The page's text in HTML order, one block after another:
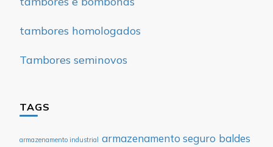
tambores homologados
Tambores seminovos
TAGS
armazenamento industrial armazenamento seguro baldes